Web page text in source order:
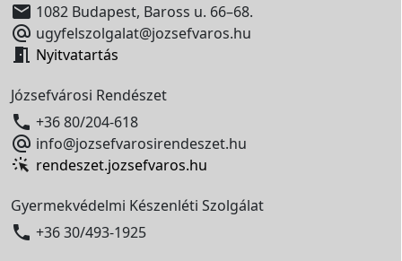
 1082 Budapest, Baross u. 66–68.
 ugyfelszolgalat@jozsefvaros.hu
 Nyitvatartás
Józsefvárosi Rendészet
 +36 80/204-618
 info@jozsefvarosirendeszet.hu
rendeszet.jozsefvaros.hu
Gyermekvédelmi Készenléti Szolgálat
 +36 30/493-1925